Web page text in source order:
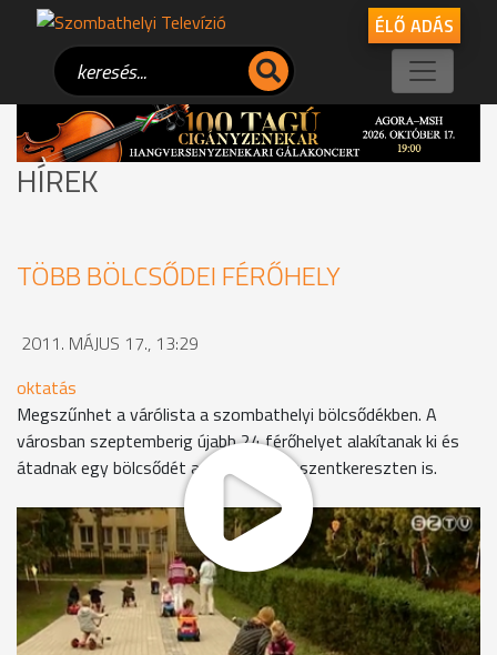
ÉLŐ ADÁS
HÍREK
TÖBB BÖLCSŐDEI FÉRŐHELY
2011. MÁJUS 17., 13:29
oktatás
Megszűnhet a várólista a szombathelyi bölcsődékben. A
városban szeptemberig újabb 24 férőhelyet alakítanak ki és
átadnak egy bölcsődét a közeli Táplánszentkereszten is.
Utóbbi intézménybe 22 gyermek fog járni, köztük
szombathelyi kicsik is. Aki a felvételi szabályzatban
foglaltaknak megfelel, annak a gyermekét biztosan felveszik
valamelyik bölcsödébe szeptembertől Szombathelyen. Már
most is zajlik az élet az udvaron. Szeptembertől viszont